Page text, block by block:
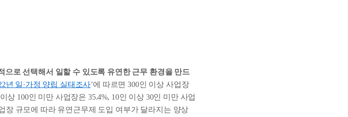
으로 선택해서 일할 수 있도록 유연한 근무 환경을 만드
년 일·가정 양립 실태조사’에 따르면 300인 이상 사업장
상 100인 미만 사업장은 35.4%, 10인 이상 30인 미만 사업
장 규모에 따라 유연근무제 도입 여부가 달라지는 양상